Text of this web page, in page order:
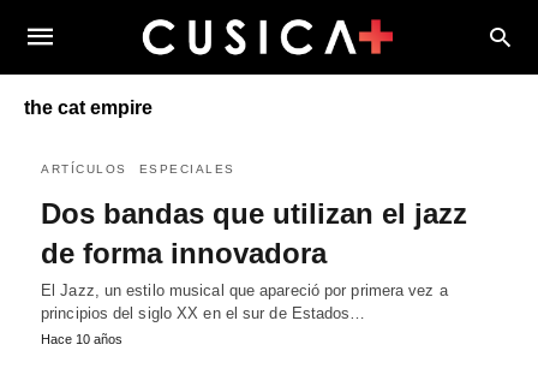
the cat empire
ARTÍCULOS ESPECIALES
Dos bandas que utilizan el jazz
de forma innovadora
El Jazz, un estilo musical que apareció por primera vez a
principios del siglo XX en el sur de Estados…
Hace 10 años